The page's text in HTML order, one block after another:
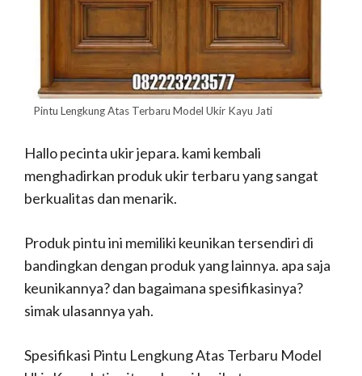
Pintu Lengkung Atas Terbaru Model Ukir Kayu Jati
Hallo pecinta ukir jepara. kami kembali
menghadirkan produk ukir terbaru yang sangat
berkualitas dan menarik.
Produk pintu ini memiliki keunikan tersendiri di
bandingkan dengan produk yang lainnya. apa saja
keunikannya? dan bagaimana spesifikasinya?
simak ulasannya yah.
Spesifikasi Pintu Lengkung Atas Terbaru Model